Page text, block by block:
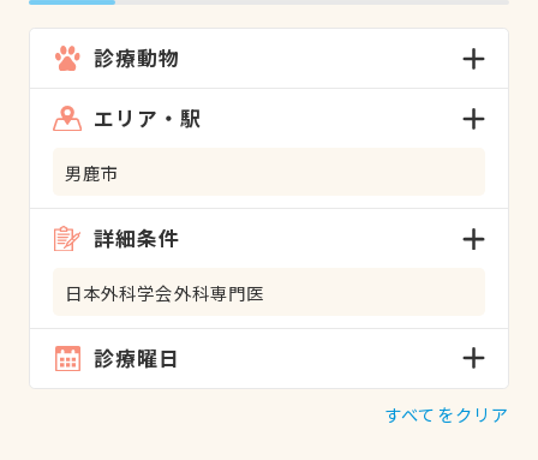
診療動物
エリア・駅
男鹿市
詳細条件
日本外科学会外科専門医
診療曜日
すべてをクリア